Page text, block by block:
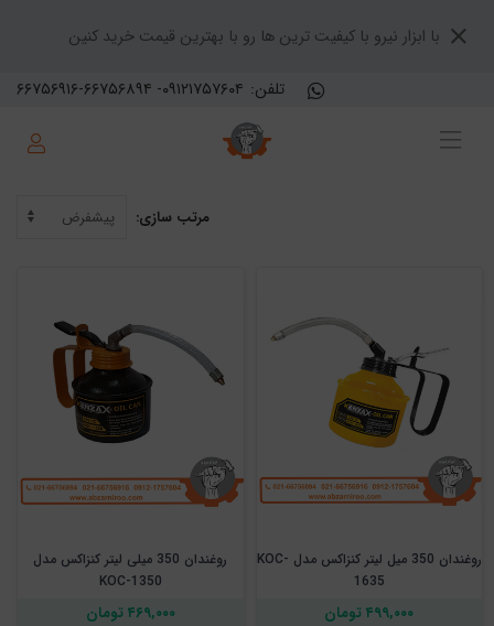
با ابزار نیرو با کیفیت ترین ها رو با بهترین قیمت خرید کنین
تلفن: ۶۶۷۵۶۹۱۶-۶۶۷۵۶۸۹۴ -۰۹۱۲۱۷۵۷۶۰۴
مرتب سازی:
روغندان 350 میل لیتر کنزاکس مدل KOC-
1635
۴۹۹,۰۰۰ تومان
روغندان 350 میلی لیتر کنزاکس مدل
KOC-1350
۴۶۹,۰۰۰ تومان